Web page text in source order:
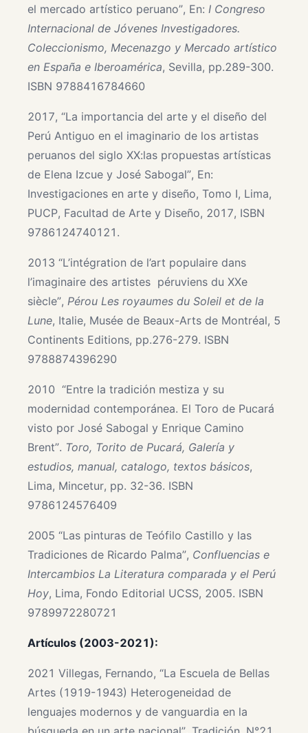
el mercado artístico peruano”, En: I Congreso
Internacional de Jóvenes Investigadores.
Coleccionismo, Mecenazgo y Mercado artístico
en España e Iberoamérica, Sevilla, pp.289-300.
ISBN 9788416784660
2017, “La importancia del arte y el diseño del
Perú Antiguo en el imaginario de los artistas
peruanos del siglo XX:las propuestas artísticas
de Elena Izcue y José Sabogal”, En:
Investigaciones en arte y diseño, Tomo I, Lima,
PUCP, Facultad de Arte y Diseño, 2017, ISBN
9786124740121.
2013 “L’intégration de l’art populaire dans
l’imaginaire des artistes péruviens du XXe
siècle”, Pérou Les royaumes du Soleil et de la
Lune, Italie, Musée de Beaux-Arts de Montréal, 5
Continents Editions, pp.276-279. ISBN
9788874396290
2010 “Entre la tradición mestiza y su
modernidad contemporánea. El Toro de Pucará
visto por José Sabogal y Enrique Camino
Brent”. Toro, Torito de Pucará, Galería y
estudios, manual, catalogo, textos básicos,
Lima, Mincetur, pp. 32-36. ISBN
9786124576409
2005 “Las pinturas de Teófilo Castillo y las
Tradiciones de Ricardo Palma”, Confluencias e
Intercambios La Literatura comparada y el Perú
Hoy, Lima, Fondo Editorial UCSS, 2005. ISBN
9789972280721
Artículos (2003-2021):
2021 Villegas, Fernando, “La Escuela de Bellas
Artes (1919-1943) Heterogeneidad de
lenguajes modernos y de vanguardia en la